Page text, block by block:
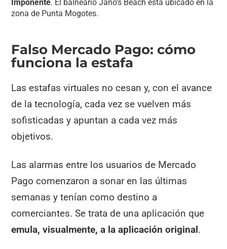
Imponente. El balneario Jano’s Beach está ubicado en la
zona de Punta Mogotes.
Falso Mercado Pago: cómo
funciona la estafa
Las estafas virtuales no cesan y, con el avance
de la tecnología, cada vez se vuelven más
sofisticadas y apuntan a cada vez más
objetivos.
Las alarmas entre los usuarios de Mercado
Pago comenzaron a sonar en las últimas
semanas y tenían como destino a
comerciantes. Se trata de una aplicación que
emula, visualmente, a la aplicación original.